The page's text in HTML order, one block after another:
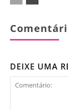
DEIXE UMA